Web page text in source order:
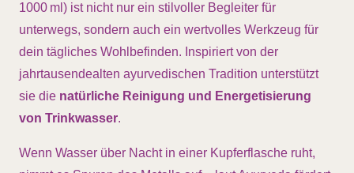
1000 ml) ist nicht nur ein stilvoller Begleiter für
unterwegs, sondern auch ein wertvolles Werkzeug für
dein tägliches Wohlbefinden. Inspiriert von der
jahrtausendealten ayurvedischen Tradition unterstützt
sie die natürliche Reinigung und Energetisierung
von Trinkwasser.
Wenn Wasser über Nacht in einer Kupferflasche ruht,